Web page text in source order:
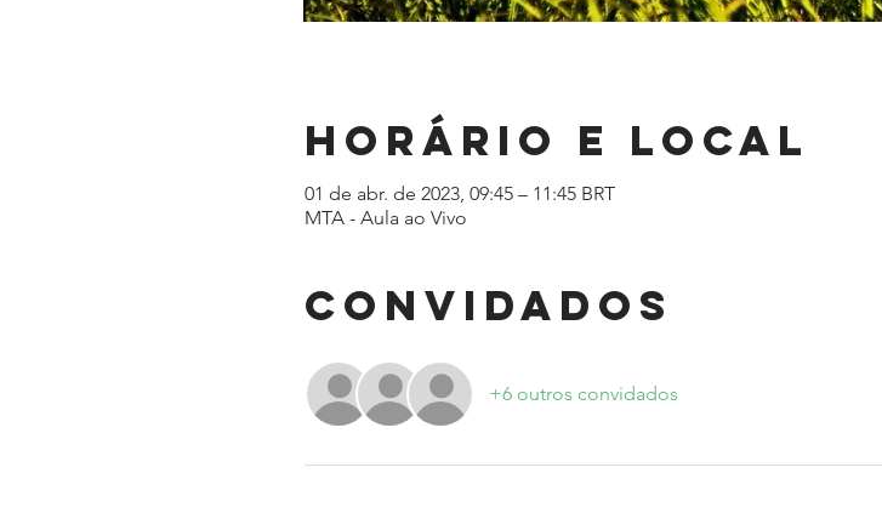
Horário e local
01 de abr. de 2023, 09:45 – 11:45 BRT
MTA - Aula ao Vivo
Convidados
+6 outros convidados